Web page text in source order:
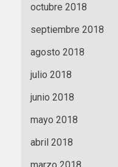
octubre 2018
septiembre 2018
agosto 2018
julio 2018
junio 2018
mayo 2018
abril 2018